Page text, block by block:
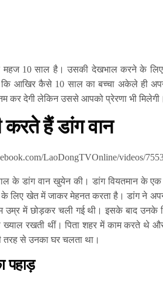
महज 10 साल है। उसकी देखभाल करने के
कि आखिर कैसे 10 साल का बच्चा अकेले ही
कर देगी लेकिन उससे आपको प्रेरणा भी मिलेगी।
हैं डांग वान
LaoDongTVOnline/videos/
के डांग वान खुयेन की। डांग वियतमान के
लिए खेत में जाकर मेहनत करता है। डांग ने
उम्र में छोड़कर चली गई थी। इसके बाद उनके
ख्याल रखती थीं। पिता शहर में काम करते थे और
तरह से उनका घर चलता था।
पहाड़